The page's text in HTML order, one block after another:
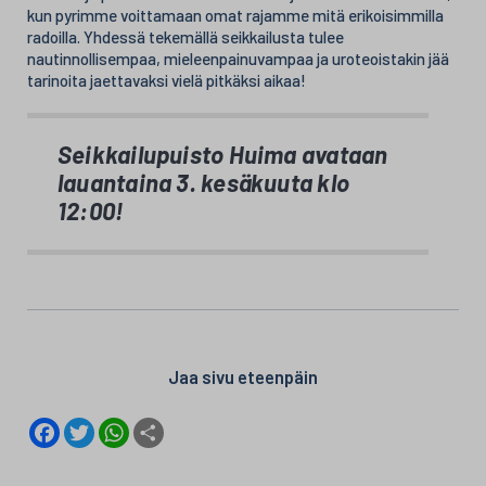
kun pyrimme voittamaan omat rajamme mitä erikoisimmilla
radoilla. Yhdessä tekemällä seikkailusta tulee
nautinnollisempaa, mieleenpainuvampaa ja uroteoistakin jää
tarinoita jaettavaksi vielä pitkäksi aikaa!
Seikkailupuisto Huima avataan
lauantaina 3. kesäkuuta klo
12:00!
Jaa sivu eteenpäin
F
a
T
w
W
h